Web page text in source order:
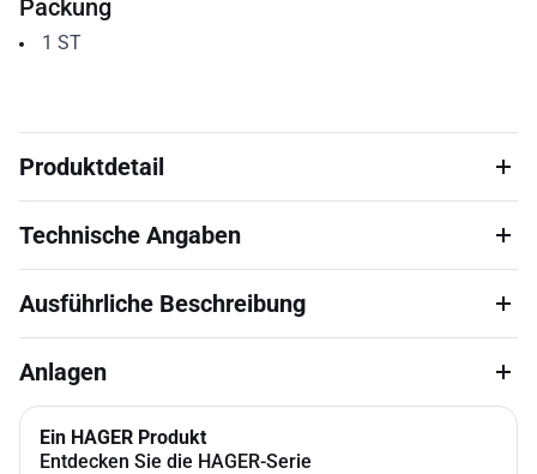
Packung
1 ST
Produktdetail
Technische Angaben
Ausführliche Beschreibung
Anlagen
Ein HAGER Produkt
Entdecken Sie die HAGER-Serie